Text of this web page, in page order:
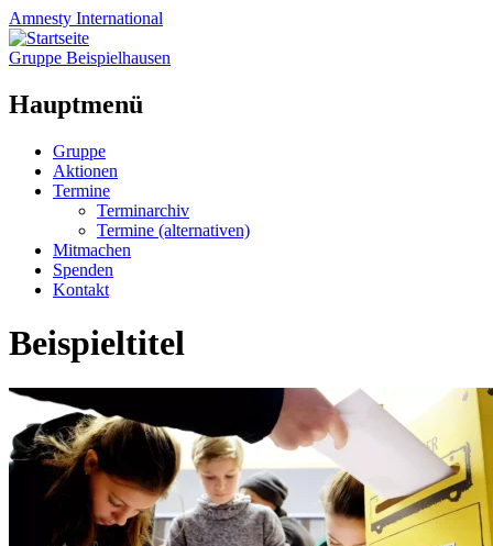
Amnesty International
Gruppe Beispielhausen
Hauptmenü
Zum
Inhalt
springen
Gruppe
Aktionen
Termine
Terminarchiv
Termine (alternativen)
Mitmachen
Spenden
Kontakt
Beispieltitel